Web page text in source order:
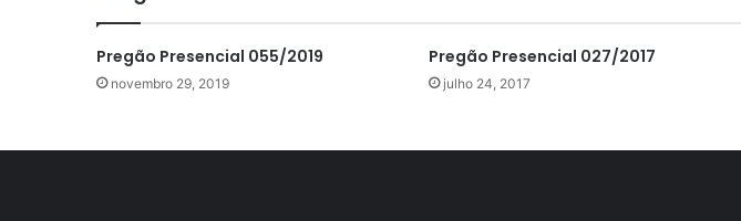
Pregão Presencial 055/2019
novembro 29, 2019
Pregão Presencial 027/2017
julho 24, 2017